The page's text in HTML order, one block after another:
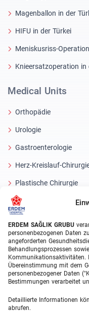
ERDEM SAĞLIK GRUBU
personenbezogenen Daten
angeforderten
Behandlungsprozessen
Kommunikationsaktivitäten.
Übereinstimmung mit dem
personenbezogener Daten
Bestimmungen verarbeitet
Detaillierte Informationen
abrufen.
Magenballon in der
HIFU in der Türkei
Meniskusriss-
Knieersatzoperation in
Medical Units
Orthopädie
Urologie
Gastroenterologie
Herz-Kreislauf-
Plastische Chirurgie
Laser Eye
About Erdem
Über uns
Medizinische Einheiten